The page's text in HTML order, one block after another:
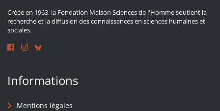
Créée en 1963, la Fondation Maison Sciences de l'Homme soutient la
recherche et la diffusion des connaissances en sciences humaines et
sociales.
Informations
Mentions légales